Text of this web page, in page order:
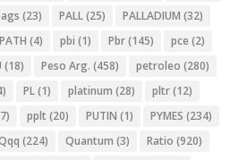
(23) PALL(25) PALLADIUM (32)
PATH (4) pbi (1) Pbr(145) pce (2)
(18) Peso Arg. (458) petroleo (280)
PL(1) platinum (28) pltr(12)
pplt (20) PUTIN (1) PYMES (234)
(224) Quantum (3) Ratio (920)